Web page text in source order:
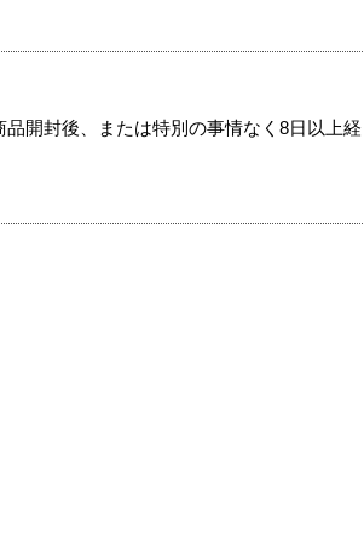
開封後、または特別の事情なく8日以上経